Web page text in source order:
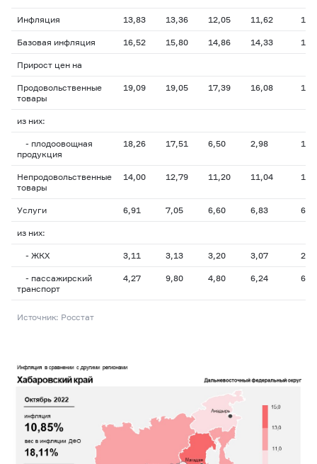
Инфляция 13,83 13,36 12,05 11,62
Базовая инфляция 16,52 15,80 14,86 14,33
Прирост цен на
Продовольственные
товары
19,09 19,05 17,39 16,08
из них:
- плодоовощная
продукция
18,26 17,51 6,50 2,98
Непродовольственные
товары
14,00 12,79 11,20 11,04
Услуги 6,91 7,05 6,60 6,83
из них:
- ЖКХ 3,11 3,13 3,20 3,07
- пассажирский
транспорт
4,27 9,80 4,80 6,24
Источник: Росстат